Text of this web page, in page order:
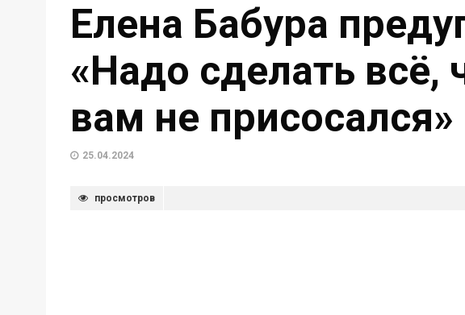
Елена Бабура
«Надо сделать
вам не присосался»
25.04.2024
просмотров